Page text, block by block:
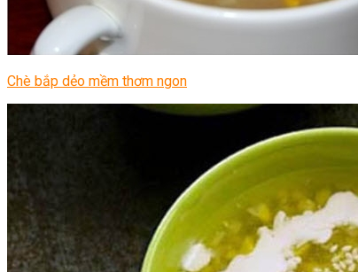
Chè bắp dẻo mềm thơm ngon